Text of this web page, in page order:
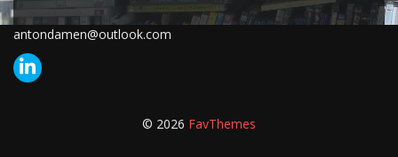
antondamen@outlook.com
© 2026 FavThemes